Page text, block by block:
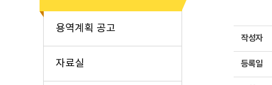
용역계획 공고
자료실
작성자
등록일